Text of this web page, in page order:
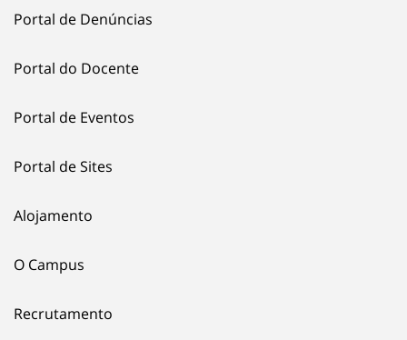
Portal de Denúncias
Portal do Docente
Portal de Eventos
Portal de Sites
Alojamento
O Campus
Recrutamento